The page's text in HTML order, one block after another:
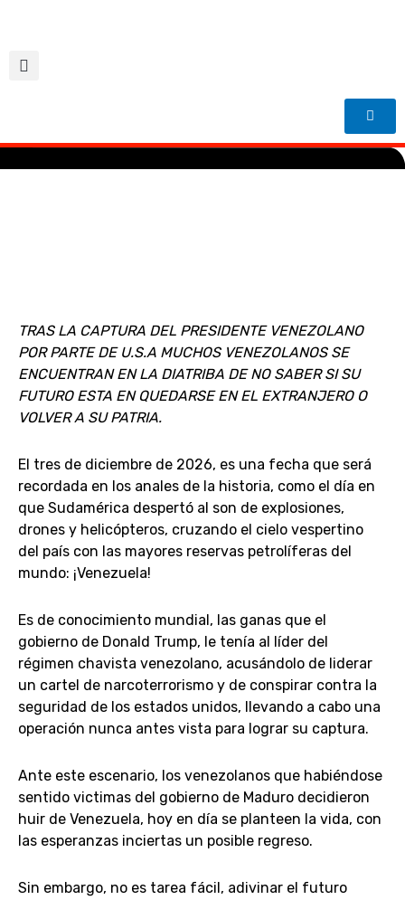
contenido
TRAS LA CAPTURA DEL PRESIDENTE VENEZOLANO
POR PARTE DE U.S.A MUCHOS VENEZOLANOS SE
ENCUENTRAN EN LA DIATRIBA DE NO SABER SI SU
FUTURO ESTA EN QUEDARSE EN EL EXTRANJERO O
VOLVER A SU PATRIA.
El tres de diciembre de 2026, es una fecha que será
recordada en los anales de la historia, como el día en
que Sudamérica despertó al son de explosiones,
drones y helicópteros, cruzando el cielo vespertino
del país con las mayores reservas petrolíferas del
mundo: ¡Venezuela!
Es de conocimiento mundial, las ganas que el
gobierno de Donald Trump, le tenía al líder del
régimen chavista venezolano, acusándolo de liderar
un cartel de narcoterrorismo y de conspirar contra la
seguridad de los estados unidos, llevando a cabo una
operación nunca antes vista para lograr su captura.
Ante este escenario, los venezolanos que habiéndose
sentido victimas del gobierno de Maduro decidieron
huir de Venezuela, hoy en día se planteen la vida, con
las esperanzas inciertas un posible regreso.
Sin embargo, no es tarea fácil, adivinar el futuro